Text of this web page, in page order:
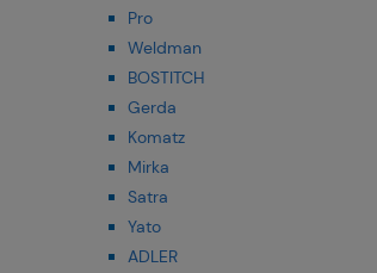
Pro
Weldman
BOSTITCH
Gerda
Komatz
Mirka
Satra
Yato
ADLER